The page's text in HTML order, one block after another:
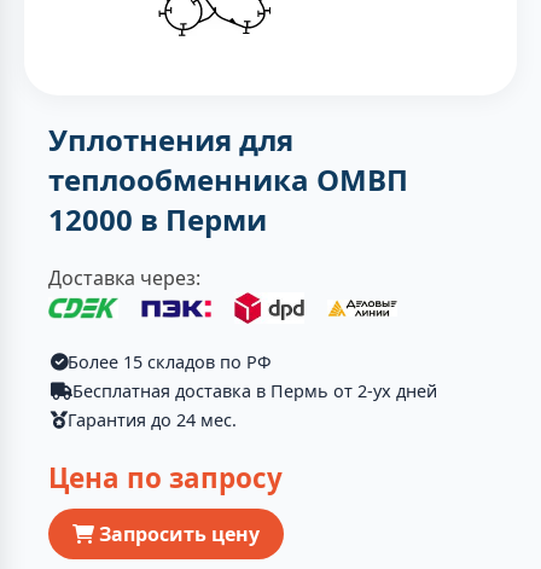
Уплотнения для
теплообменника ОМВП
12000 в Перми
Доставка через:
Более 15 складов по РФ
Бесплатная доставка в Пермь от 2-ух дней
Гарантия до 24 мес.
Цена по запросу
Запросить цену